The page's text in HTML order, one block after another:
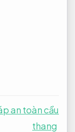
an toàn cầu
thang